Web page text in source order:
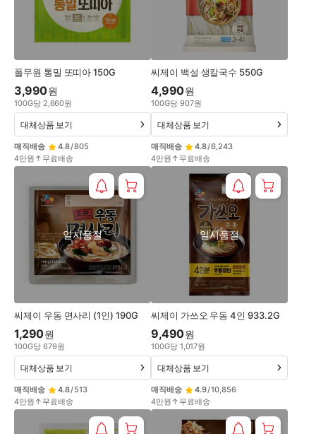
풀무원 통밀 또띠아 150G
3,990원
100G당 2,660원
매직배송 4.8/805
4만원↑무료배송
대체상품 보기
씨제이 백설 생칼국수 550G
4,990원
100G당 907원
매직배송 4.8/6,243
4만원↑무료배송
대체상품 보기
씨제이 우동 면사리 (1인) 190G
일시품절
1,290원
100G당 679원
매직배송 4.8/513
4만원↑무료배송
대체상품 보기
씨제이 가쓰오 우동 4인 933.2G
일시품절
9,490원
100G당 1,017원
매직배송 4.9/10,856
4만원↑무료배송
대체상품 보기